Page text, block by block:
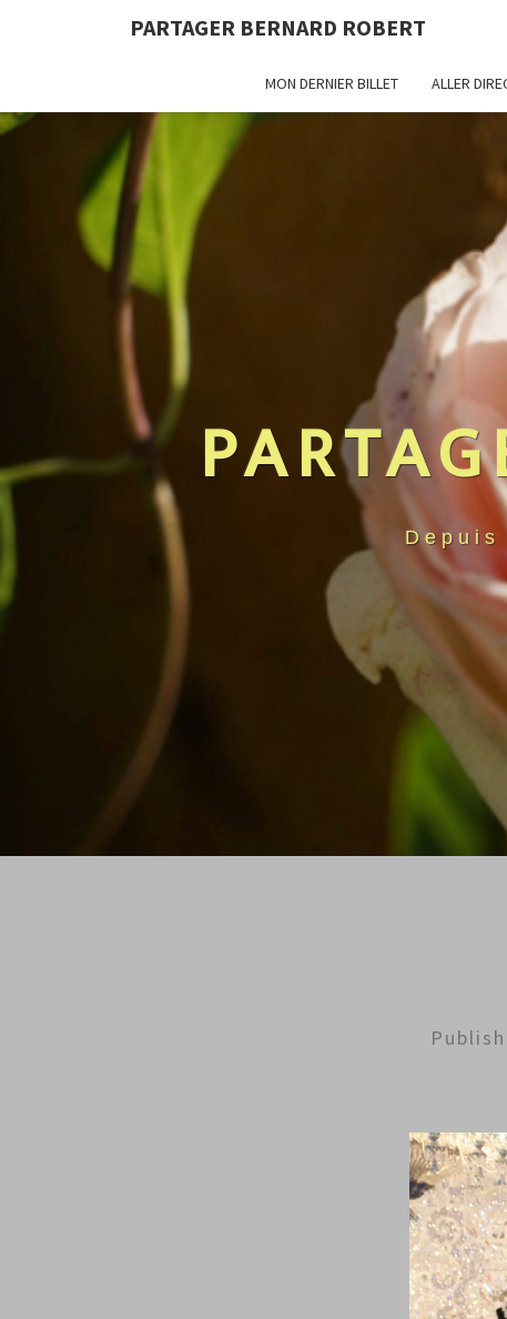
PARTAGER BERNARD ROBERT
MON DERNIER BILLET ALLER